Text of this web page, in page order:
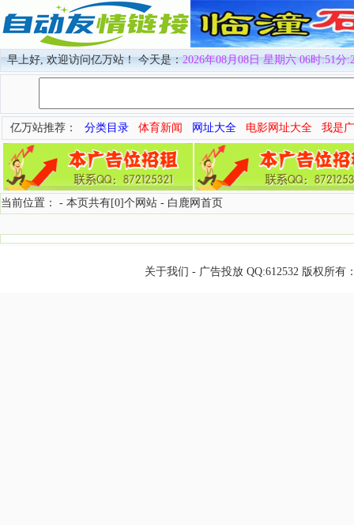
早上好, 欢迎访问亿万站！ 今天是：2026年08月08日 星期六 06时:51分
亿万站推荐： 分类目录 体育新闻 网址大全 电影网址大全 我是
当前位置： - 本页共有[0]个网站 - 白鹿网首页
关于我们 - 广告投放QQ:612532版权所有